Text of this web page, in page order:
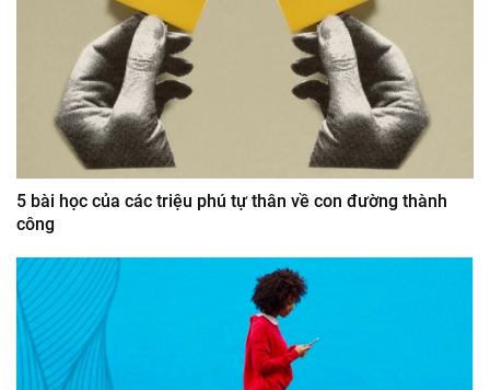
5 bài học của các triệu phú tự thân về con đường thành
công